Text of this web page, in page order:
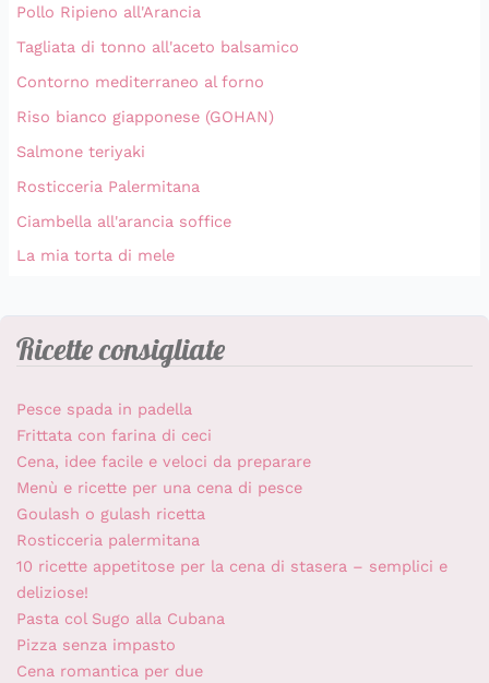
Pollo Ripieno all'Arancia
Tagliata di tonno all'aceto balsamico
Contorno mediterraneo al forno
Riso bianco giapponese (GOHAN)
Salmone teriyaki
Rosticceria Palermitana
Ciambella all'arancia soffice
La mia torta di mele
Ricette consigliate
Pesce spada in padella
Frittata con farina di ceci
Cena, idee facile e veloci da preparare
Menù e ricette per una cena di pesce
Goulash o gulash ricetta
Rosticceria palermitana
10 ricette appetitose per la cena di stasera – semplici e
deliziose!
Pasta col Sugo alla Cubana
Pizza senza impasto
Cena romantica per due